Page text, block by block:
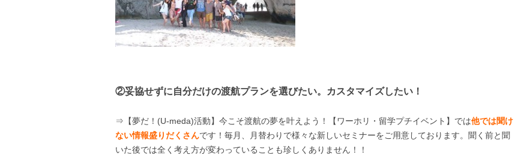
②妥協せずに自分だけの渡航プランを選びたい。カスタマイズしたい！
⇒【夢だ！(U-meda)活動】今こそ渡航の夢を叶えよう！【ワーホリ・留学プチイベント】では他では聞け
ない情報盛りだくさんです！毎月、月替わりで様々な新しいセミナーをご用意しております。聞く前と聞
いた後では全く考え方が変わっていることも珍しくありません！！